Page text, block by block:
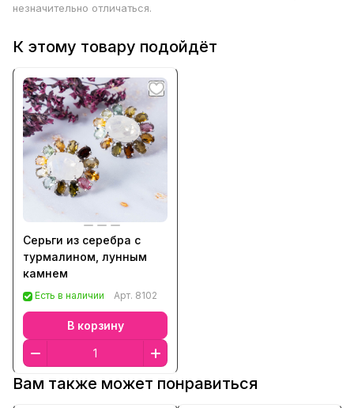
незначительно отличаться.
К этому товару подойдёт
Серьги из серебра с
турмалином, лунным
камнем
Есть в наличии Арт. 8102
В корзину
Вам также может понравиться